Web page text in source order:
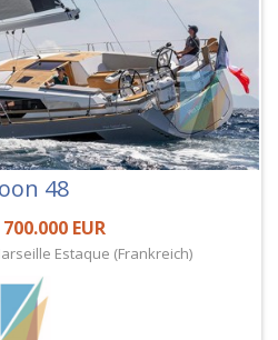
48
700.000 EUR
Estaque (Frankreich)